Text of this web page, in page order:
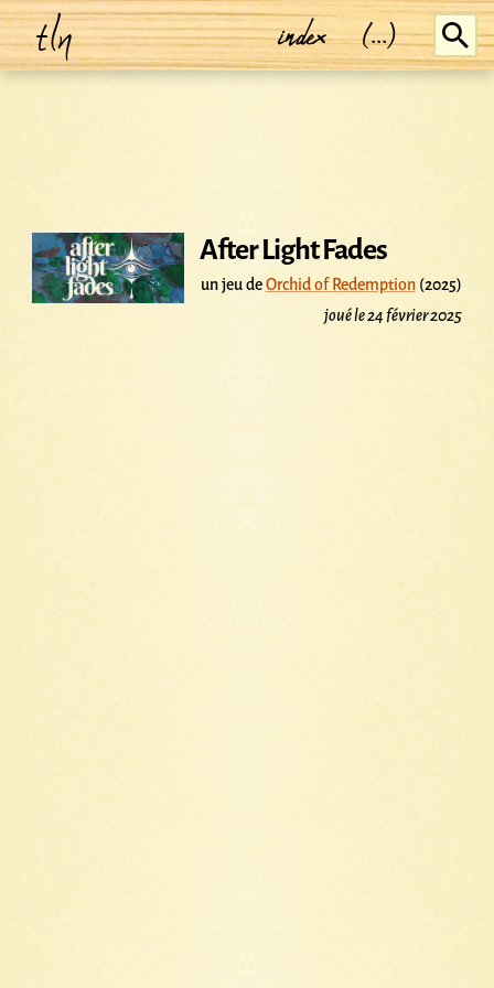
tln index (...)
After Light Fades
un jeu deOrchid of Redemption(2025)
joué le 24 février 2025